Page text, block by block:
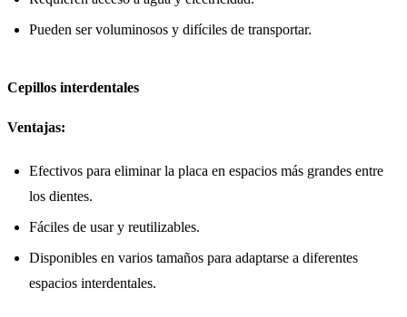
Pueden ser voluminosos y difíciles de transportar.
Cepillos interdentales
Ventajas:
Efectivos para eliminar la placa en espacios más grandes entre
los dientes.
Fáciles de usar y reutilizables.
Disponibles en varios tamaños para adaptarse a diferentes
espacios interdentales.